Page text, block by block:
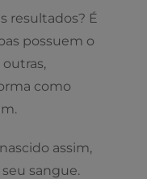
resultados? É
possuem o
como
assim,
sangue.